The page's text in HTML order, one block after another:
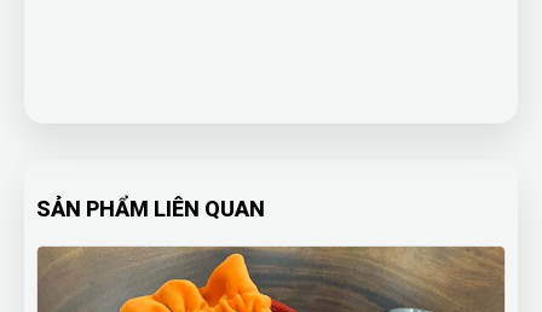
SẢN PHẨM LIÊN QUAN